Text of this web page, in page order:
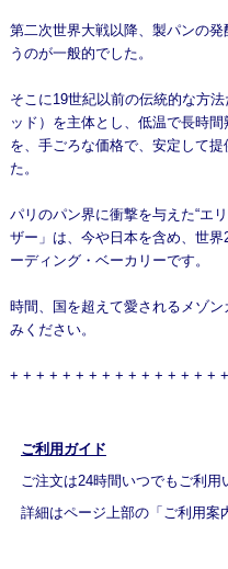
第二次世界大戦以降、製パンの
うのが一般的でした。
そこに19世紀以前の伝統的な方
ッド）を主体とし、低温で長時
を、手ごろな価格で、安定して
た。
パリのパン界に衝撃を与えた“エ
ザー」は、今や日本を含め、世
ーディング・ベーカリーです。
時間、国を超えて愛されるメゾ
みください。
+ + + + + + + + + + + + + + + +
ご利用ガイド
ご注文は24時間いつでもご利用
詳細はページ上部の「ご利用案